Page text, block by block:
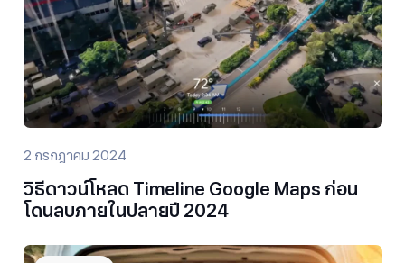
2 กรกฎาคม 2024
วิธีดาวน์โหลด Timeline Google Maps ก่อน
โดนลบภายในปลายปี 2024